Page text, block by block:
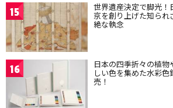
15 世界遺産決定で脚光
京を創り上げた知ら
絶な執念
16 日本の四季折々の植
しい色を集めた水彩
売！